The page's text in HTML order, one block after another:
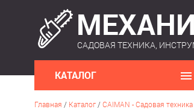
САДОВАЯ ТЕХНИКА,
КАТАЛОГ
Главная / Каталог /CAIMAN - Садовая техника